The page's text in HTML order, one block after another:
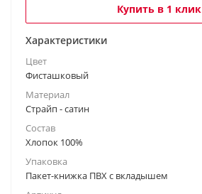
Купить в 1 клик
Характеристики
Цвет
Фисташковый
Материал
Страйп - сатин
Состав
Хлопок 100%
Упаковка
Пакет-книжка ПВХ с вкладышем